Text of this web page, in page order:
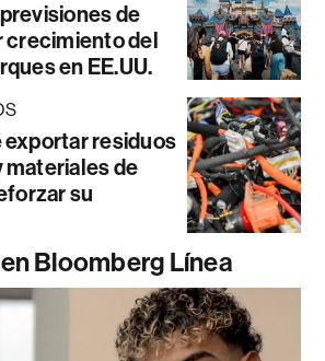
de
del
en EE.UU.
exportar residuos
materiales de
su
Bloomberg Línea